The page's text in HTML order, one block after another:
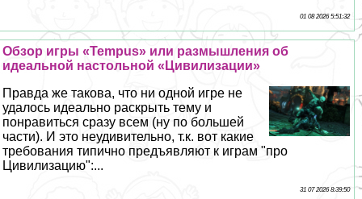
01 08 2026 5:51:32
Обзор игры «Tempus» или размышления об
идеальной настольной «Цивилизации»
Правда же такова, что ни одной игре не
удалось идеально раскрыть тему и
понравиться сразу всем (ну по большей
части). И это неудивительно, т.к. вот какие
требования типично предъявляют к играм "про
Цивилизацию":...
31 07 2026 8:39:50